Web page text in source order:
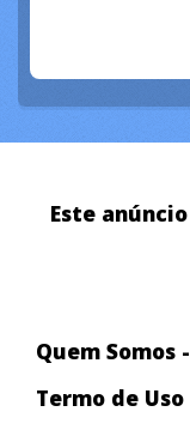
Este
Quem Somos -
Termo de Uso